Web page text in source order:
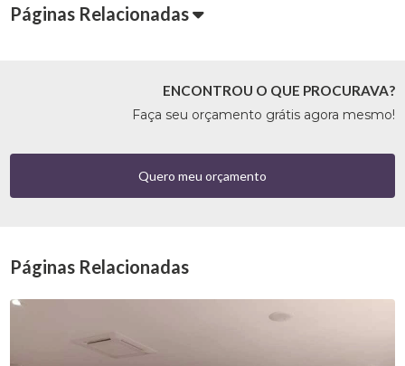
Páginas Relacionadas
ENCONTROU O QUE PROCURAVA?
Faça seu orçamento grátis agora mesmo!
Quero meu orçamento
Páginas Relacionadas